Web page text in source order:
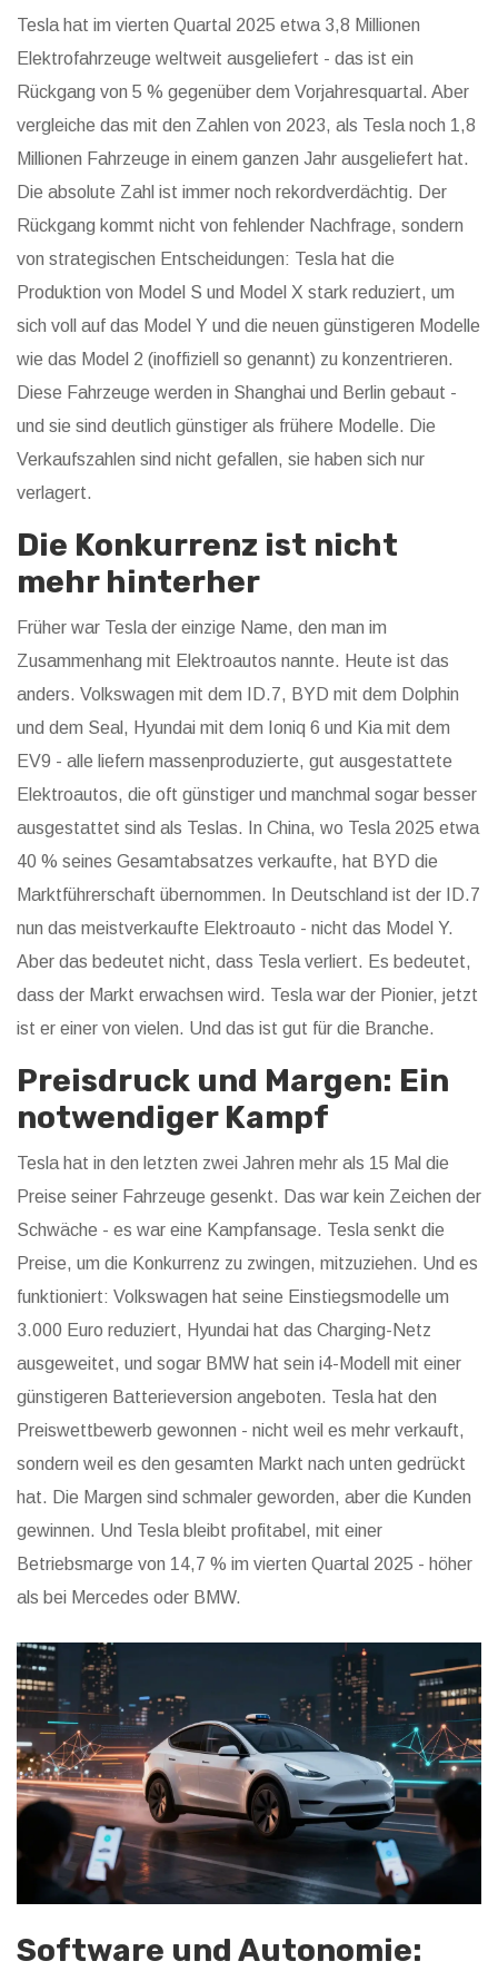
Tesla hat im vierten Quartal 2025 etwa 3,8 Millionen
Elektrofahrzeuge weltweit ausgeliefert - das ist ein
Rückgang von 5 % gegenüber dem Vorjahresquartal. Aber
vergleiche das mit den Zahlen von 2023, als Tesla noch 1,8
Millionen Fahrzeuge in einem ganzen Jahr ausgeliefert hat.
Die absolute Zahl ist immer noch rekordverdächtig. Der
Rückgang kommt nicht von fehlender Nachfrage, sondern
von strategischen Entscheidungen: Tesla hat die
Produktion von Model S und Model X stark reduziert, um
sich voll auf das Model Y und die neuen günstigeren Modelle
wie das Model 2 (inoffiziell so genannt) zu konzentrieren.
Diese Fahrzeuge werden in Shanghai und Berlin gebaut -
und sie sind deutlich günstiger als frühere Modelle. Die
Verkaufszahlen sind nicht gefallen, sie haben sich nur
verlagert.
Die Konkurrenz ist nicht
mehr hinterher
Früher war Tesla der einzige Name, den man im
Zusammenhang mit Elektroautos nannte. Heute ist das
anders. Volkswagen mit dem ID.7, BYD mit dem Dolphin
und dem Seal, Hyundai mit dem Ioniq 6 und Kia mit dem
EV9 - alle liefern massenproduzierte, gut ausgestattete
Elektroautos, die oft günstiger und manchmal sogar besser
ausgestattet sind als Teslas. In China, wo Tesla 2025 etwa
40 % seines Gesamtabsatzes verkaufte, hat BYD die
Marktführerschaft übernommen. In Deutschland ist der ID.7
nun das meistverkaufte Elektroauto - nicht das Model Y.
Aber das bedeutet nicht, dass Tesla verliert. Es bedeutet,
dass der Markt erwachsen wird. Tesla war der Pionier, jetzt
ist er einer von vielen. Und das ist gut für die Branche.
Preisdruck und Margen: Ein
notwendiger Kampf
Tesla hat in den letzten zwei Jahren mehr als 15 Mal die
Preise seiner Fahrzeuge gesenkt. Das war kein Zeichen der
Schwäche - es war eine Kampfansage. Tesla senkt die
Preise, um die Konkurrenz zu zwingen, mitzuziehen. Und es
funktioniert: Volkswagen hat seine Einstiegsmodelle um
3.000 Euro reduziert, Hyundai hat das Charging-Netz
ausgeweitet, und sogar BMW hat sein i4-Modell mit einer
günstigeren Batterieversion angeboten. Tesla hat den
Preiswettbewerb gewonnen - nicht weil es mehr verkauft,
sondern weil es den gesamten Markt nach unten gedrückt
hat. Die Margen sind schmaler geworden, aber die Kunden
gewinnen. Und Tesla bleibt profitabel, mit einer
Betriebsmarge von 14,7 % im vierten Quartal 2025 - höher
als bei Mercedes oder BMW.
Software und Autonomie: